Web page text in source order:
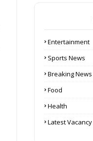
Entertainment
Sports News
Breaking News
Food
Health
Latest Vacancy